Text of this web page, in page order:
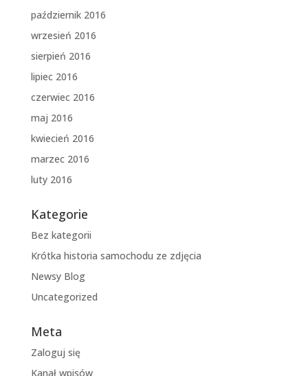
październik 2016
wrzesień 2016
sierpień 2016
lipiec 2016
czerwiec 2016
maj 2016
kwiecień 2016
marzec 2016
luty 2016
Kategorie
Bez kategorii
Krótka historia samochodu ze zdjęcia
Newsy Blog
Uncategorized
Meta
Zaloguj się
Kanał wpisów